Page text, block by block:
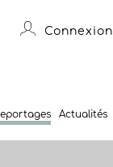
Connexion
Actualités